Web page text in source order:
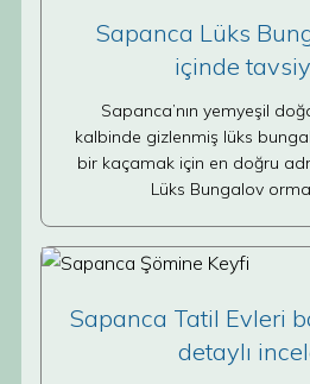
Sapanca Lüks
içinde
Sapanca’nın yemyeşil
kalbinde gizlenmiş lüks
bir kaçamak için en doğru
Lüks Bungalov
Sapanca Tatil Evleri
detaylı